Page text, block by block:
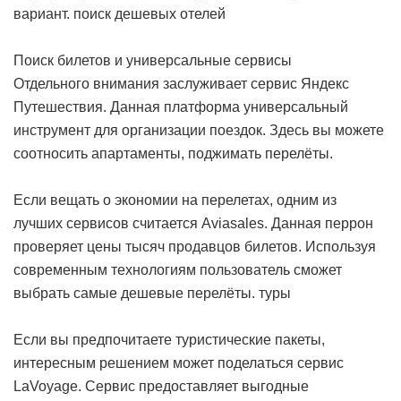
вариант. поиск дешевых отелей
Поиск билетов и универсальные сервисы
Отдельного внимания заслуживает сервис Яндекс
Путешествия. Данная платформа универсальный
инструмент для организации поездок. Здесь вы можете
соотносить апартаменты, поджимать перелёты.
Если вещать о экономии на перелетах, одним из
лучших сервисов считается Aviasales. Данная перрон
проверяет цены тысяч продавцов билетов. Используя
современным технологиям пользователь сможет
выбрать самые дешевые перелёты. туры
Если вы предпочитаете туристические пакеты,
интересным решением может поделаться сервис
LaVoyage. Сервис предоставляет выгодные